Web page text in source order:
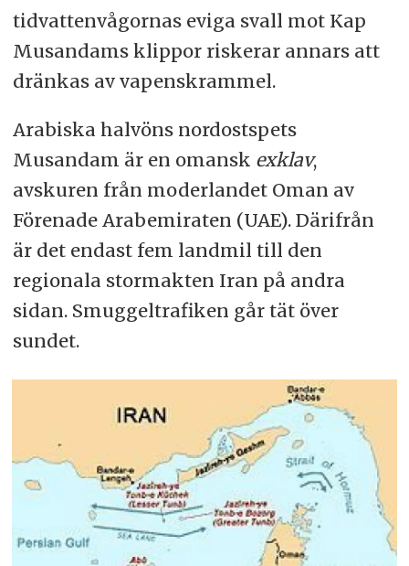
tidvattenvågornas eviga svall mot Kap
Musandams klippor riskerar annars att
dränkas av vapenskrammel.
Arabiska halvöns nordostspets
Musandam är en omansk exklav,
avskuren från moderlandet Oman av
Förenade Arabemiraten (UAE). Därifrån
är det endast fem landmil till den
regionala stormakten Iran på andra
sidan. Smuggeltrafiken går tät över
sundet.